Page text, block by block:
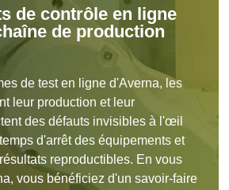
de contrôle en ligne
de production
de test en ligne d'Averna, les
leur production et leur
des défauts invisibles à l'œil
d'arrêt des équipements et
reproductibles. En vous
vous bénéficiez d'un savoir-faire